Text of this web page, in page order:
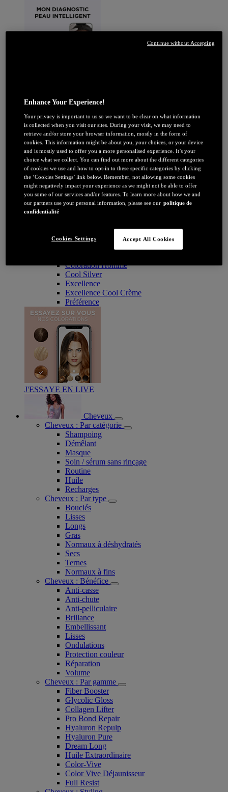
Par couleur
Blonde
Châtain
Brune / Noire
Rousse / Auburn
Eclaircissant
Tie & dye et balayage
Retouche racines
Flashy
Par durée
Coloration : Par gamme
Age Perfect
Coloration Homme
Cool Silver
Excellence
Excellence Cool Crème
Préférence
J'ESSAYE EN LIVE
Cheveux
Cheveux : Par catégorie
Shampoing
Démêlant
Masque
Soin / sérum sans rinçage
Routine
Huile
Recharges
Cheveux : Par type
Bouclés
Lisses
Longs
Gras
Normaux à déshydratés
Secs
Ternes
Normaux à fins
Cheveux : Bénéfice
Anti-casse
Anti-chute
Anti-pelliculaire​
Brillance
Embellissant
Lisses
Ondulations
Protection couleur​
Réparation
Volume
Cheveux : Par gamme
Fiber Booster
Glycolic Gloss
Collagen Lifter
Pro Bond Repair
Hyaluron Repulp
Hyaluron Pure
Dream Long
Huile Extraordinaire
Color-Vive
Color Vive Déjaunisseur
Full Resist
Enhance Your Experience!
Your privacy is important to us so we want to be clear on what information
is collected when you visit our sites. During your visit, we may need to
retrieve and/or store your browser information, mostly in the form of
cookies. This information might be about you, your choices, or your device
and is mostly used to offer you a more personalised experience. It’s your
choice what we collect. You can find out more about the different categories
of cookies we use and how to opt-in to these specific categories by clicking
the ‘Cookies Settings’ link below. Remember, not allowing some cookies
might negatively impact your experience as we might not be able to offer
you some of our services and/or features. To learn more about how we and
our partners use your personal information, please see our politique de
confidentialité
Cookies Settings Accept All Cookies
Continue without Accepting